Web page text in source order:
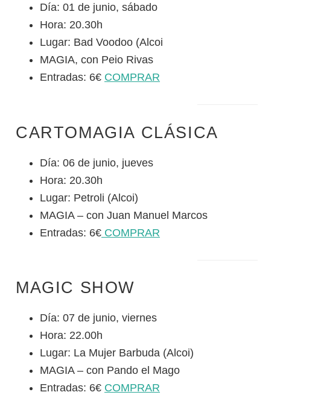
Día: 01 de junio, sábado
Hora: 20.30h
Lugar: Bad Voodoo (Alcoi
MAGIA, con Peio Rivas
Entradas: 6€ COMPRAR
CARTOMAGIA CLÁSICA
Día: 06 de junio, jueves
Hora: 20.30h
Lugar: Petroli (Alcoi)
MAGIA – con Juan Manuel Marcos
Entradas: 6€ COMPRAR
MAGIC SHOW
Día: 07 de junio, viernes
Hora: 22.00h
Lugar: La Mujer Barbuda (Alcoi)
MAGIA – con Pando el Mago
Entradas: 6€ COMPRAR